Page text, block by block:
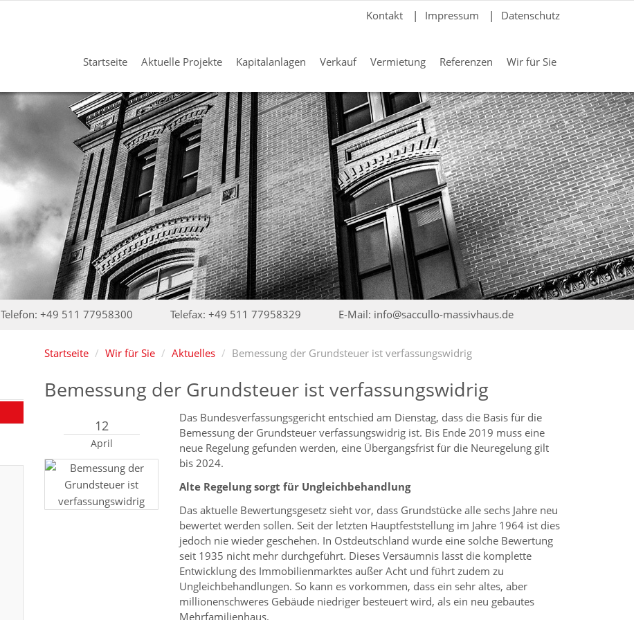
Kontakt | Impressum | Datenschutz
Startseite Aktuelle Projekte Kapitalanlagen Verkauf Vermietung Referenzen Wir für Sie
Telefon: +49 511 77958300 Telefax: +49 511 77958329 E-Mail: info@saccullo-massivhaus.de
Startseite Wir für Sie Aktuelles Bemessung der Grundsteuer ist verfassungswidrig
Bemessung der Grundsteuer ist verfassungswidrig
12
April
Das Bundesverfassungsgericht entschied am Dienstag, dass die Basis für die
Bemessung der Grundsteuer verfassungswidrig ist. Bis Ende 2019 muss eine
neue Regelung gefunden werden, eine Übergangsfrist für die Neuregelung gilt
bis 2024.
Alte Regelung sorgt für Ungleichbehandlung
Das aktuelle Bewertungsgesetz sieht vor, dass Grundstücke alle sechs Jahre neu
bewertet werden sollen. Seit der letzten Hauptfeststellung im Jahre 1964 ist dies
jedoch nie wieder geschehen. In Ostdeutschland wurde eine solche Bewertung
seit 1935 nicht mehr durchgeführt. Dieses Versäumnis lässt die komplette
Entwicklung des Immobilienmarktes außer Acht und führt zudem zu
Ungleichbehandlungen. So kann es vorkommen, dass ein sehr altes, aber
millionenschweres Gebäude niedriger besteuert wird, als ein neu gebautes
Mehrfamilienhaus.